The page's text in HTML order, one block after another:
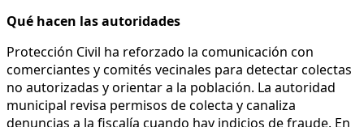
Qué hacen las autoridades
Protección Civil ha reforzado la comunicación con
comerciantes y comités vecinales para detectar colectas
no autorizadas y orientar a la población. La autoridad
municipal revisa permisos de colecta y canaliza
denuncias a la fiscalía cuando hay indicios de fraude. En